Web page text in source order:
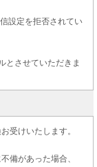
設定を拒否されてい
とさせていただきま
受けいたします。
備があった場合、